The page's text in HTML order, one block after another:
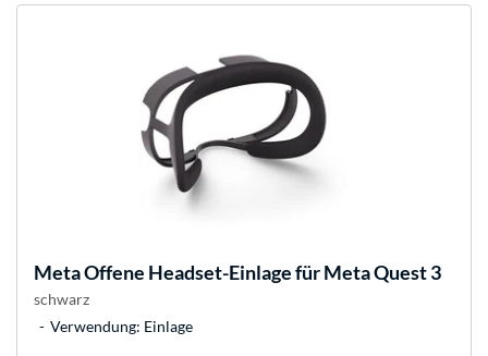
MetaOffene Headset-Einlage für Meta Quest 3
schwarz
Verwendung: Einlage